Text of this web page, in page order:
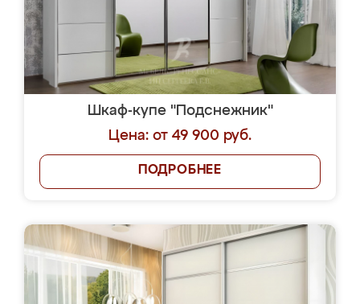
Шкаф-купе "Подснежник"
Цена: от 49 900 руб.
ПОДРОБНЕЕ